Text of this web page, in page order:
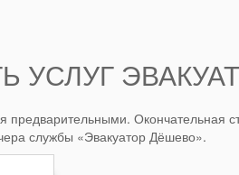
УСЛУГ
предварительными. Окончательная
службы «Эвакуатор Дёшево».